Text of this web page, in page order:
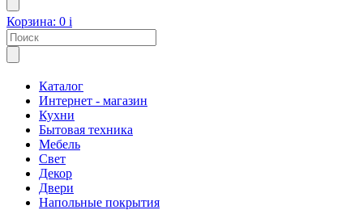
Корзина: 0 i
Каталог
Интернет - магазин
Кухни
Бытовая техника
Мебель
Свет
Декор
Двери
Напольные покрытия